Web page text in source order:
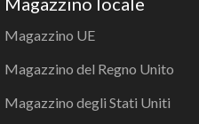
Magazzino UE
Magazzino del Regno Unito
Magazzino degli Stati Uniti